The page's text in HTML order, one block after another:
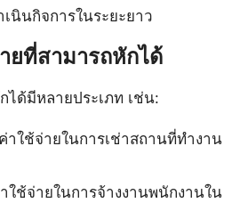
นินกิจการในระยะยาว
ยที่สามารถหักได้
ได้มีหลายประเภท เช่น:
ค่าใช้จ่ายในการเช่าสถานที่ทำงาน
ใช้จ่ายในการจ้างงานพนักงานใน